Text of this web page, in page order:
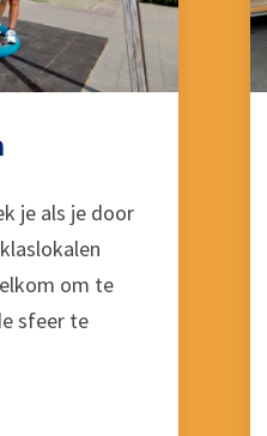
je als je door
om te
sfeer te